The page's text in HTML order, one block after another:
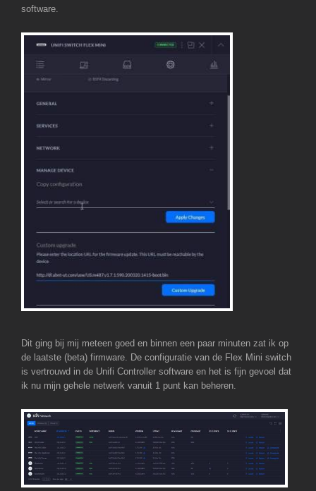
software.
Dit ging bij mij meteen goed en binnen een paar minuten zat ik op
de laatste (beta) firmware. De configuratie van de Flex Mini switch
is vertrouwd in de Unifi Controller software en het is fijn gevoel dat
ik nu mijn gehele netwerk vanuit 1 punt kan beheren.